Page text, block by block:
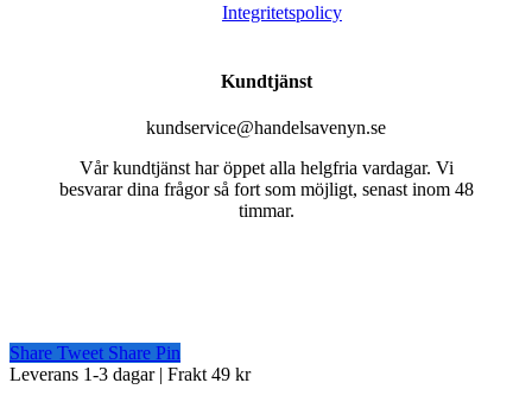
Integritetspolicy
Kundtjänst
kundservice@handelsavenyn.se
Vår kundtjänst har öppet alla helgfria vardagar. Vi
besvarar dina frågor så fort som möjligt, senast inom 48
timmar.
Share Tweet Share Pin
Close
Leverans 1-3 dagar | Frakt 49 kr